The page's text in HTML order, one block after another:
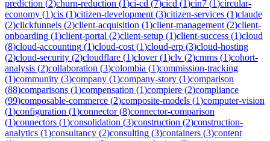
prediction (2)churn-reduction (1)ci-cd (7)cicd (1)cin7 (1)circular-
economy (1)cis (1)citizen-development (3)citizen-services (1)claude
(2)clickfunnels (2)client-acquisition (1)client-management (2)client-
onboarding (1)client-portal (2)client-setup (1)client-success (1)cloud
(8)cloud-accounting (1)cloud-cost (1)cloud-erp (3)cloud-hosting
(2)cloud-security (2)cloudflare (1)clover(1)clv (2)cmms (1)cohort-
analysis (2)collaboration (3)colombia (1)commission-tracking
(1)community (3)company (1)company-story (1)comparison
(88)comparisons (1)compensation (1)compiere (2)compliance
(99)composable-commerce (2)composite-models (1)computer-vision
(1)configuration (1)connector(8)connector-comparison
(1)connectors (1)consolidation (3)construction (2)construction-
analytics (1)consultancy (2)consulting (3)containers (3)content